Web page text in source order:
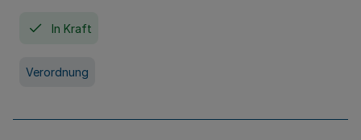
In Kraft
Verordnung